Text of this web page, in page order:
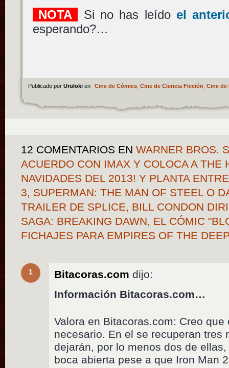
NOTA
Si no has leído el
esperando?…
Publicado por Uruloki en Cine de Cómics, Cine de Ciencia Ficción Cine de
12 COMENTARIOS EN WARNER BROS.
ACUERDO CON IMAX Y COLOCA A THE
NAVIDADES DEL 2013! Y PLANTA
3, SUPERMAN: THE MAN OF STEEL O
TRAILER DE SPLICE, BILL CONDON
SAGA: BREAKING DAWN, EL CÓMIC
FICHAJES PARA EMPIRES OF THE
1 Bitacoras.com dijo:
Información Bitacoras.com…
Valora en Bitacoras.com: Creo
necesario. En el se recuperan tres
dejarán, por lo menos dos de
boca abierta pese a que Iron Man